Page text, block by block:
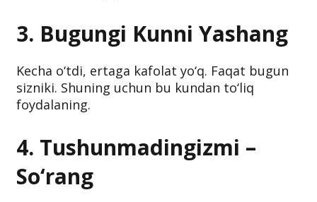
3. Bugungi Kunni Yashang
Kecha o‘tdi, ertaga kafolat yo‘q. Faqat bugun
sizniki. Shuning uchun bu kundan to‘liq
foydalaning.
4. Tushunmadingizmi –
So‘rang